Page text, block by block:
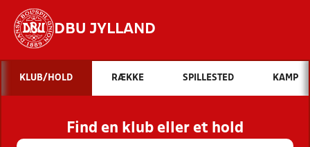
DBU JYLLAND
Hvad vil du søge efter?
INDHOLD OG NYHEDER
STILLINGER, RESULTATER, KLUBBER OG
HOLD
KLUB/HOLD RÆKKE SPILLESTED KAMP
Find en klub eller et hold